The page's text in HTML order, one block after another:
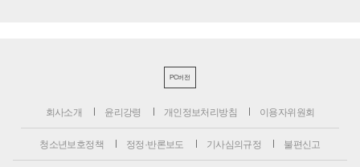
PC버전
회사소개 윤리강령 개인정보처리방침 이용자위원회
청소년보호정책 정정·반론보도 기사심의규정 불편신고